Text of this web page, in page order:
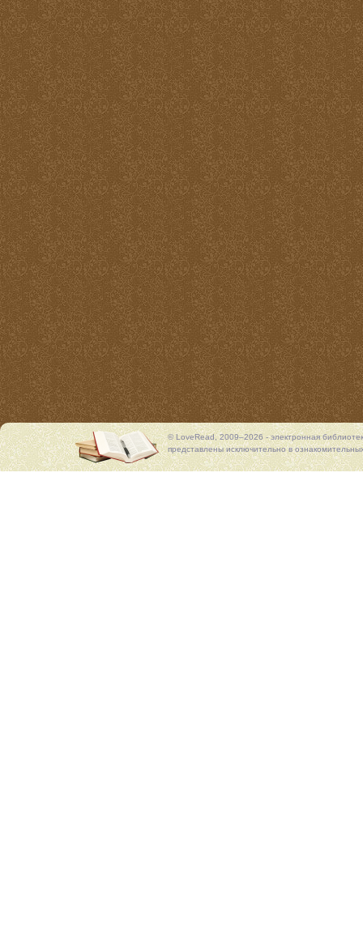
© LoveRead, 2009–2026 - электронная
представлены исключительно в